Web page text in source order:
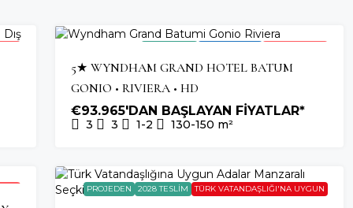
5★ WYNDHAM GRAND HOTEL BATUM
GONIO • RIVIERA • HD
€93.965'DAN BAŞLAYAN FİYATLAR*
3 3 1-2 130-150 m²
PROJEDEN 2028 TESLIM TÜRK VATANDAŞLIĞI'NA UYGUN